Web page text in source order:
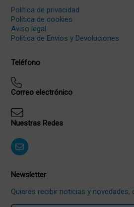
Política de privacidad
Política de cookies
Aviso legal
Política de Envíos y Devoluciones
Teléfono
Correo electrónico
Nuestras Redes
Newsletter
Quieres recibir noticias y novedades,